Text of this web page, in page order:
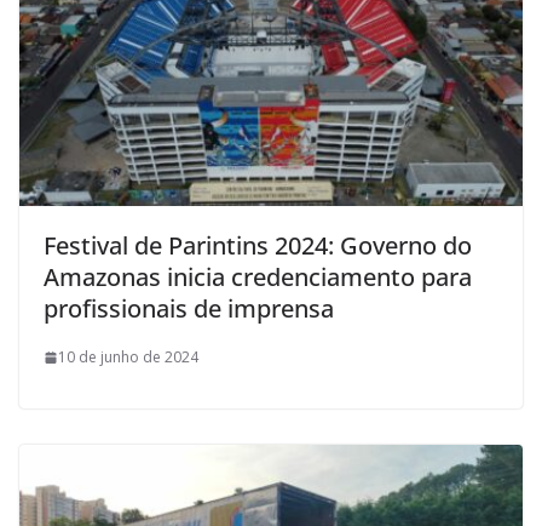
Festival de Parintins 2024: Governo do
Amazonas inicia credenciamento para
profissionais de imprensa
10 de junho de 2024